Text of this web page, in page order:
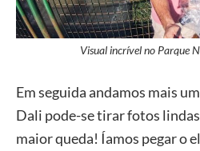
Visual incrível no Parque
Em seguida andamos mais
Dali pode-se tirar fotos
maior queda! Íamos pegar o